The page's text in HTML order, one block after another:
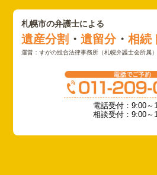
札幌市の弁護士による
遺産分割 ・遺留分・相続
運営：すがの総合法律事務所（札幌弁護士会所属
電話受付：9:00～
相談受付：9:00～